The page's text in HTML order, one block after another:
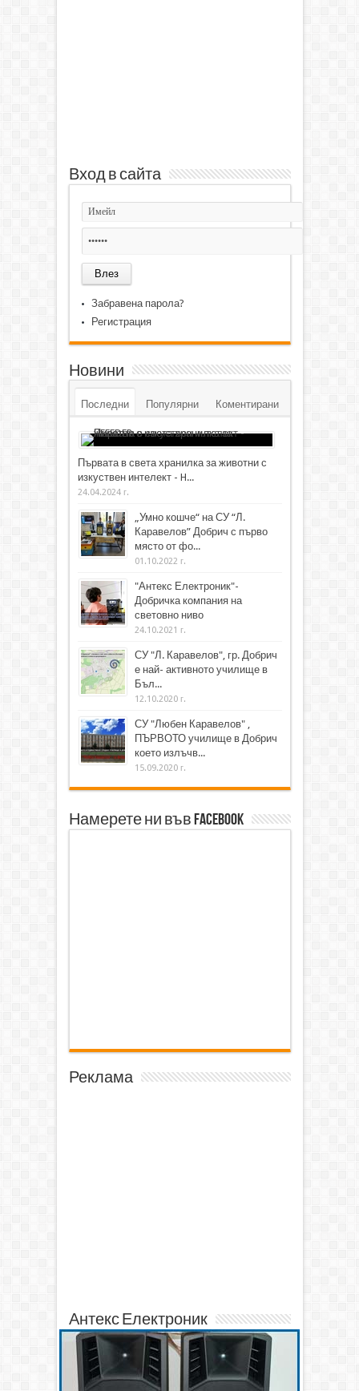
Вход в сайта
Забравена парола?
Регистрация
Новини
Последни Популярни Коментирани
Първата в света хранилка за животни с
изкуствен интелект - H...
24.04.2024 г.
„Умно кошче“ на СУ “Л.
Каравелов” Добрич с първо
място от фо...
01.10.2022 г.
"Антекс Електроник"-
Добричка компания на
световно ниво
24.10.2021 г.
СУ "Л. Каравелов", гр. Добрич
е най- активното училище в
Бъл...
12.10.2020 г.
СУ "Любен Каравелов" ,
ПЪРВОТО училище в Добрич
което излъчв...
15.09.2020 г.
Намерете ни във Facebook
Реклама
Антекс Електроник